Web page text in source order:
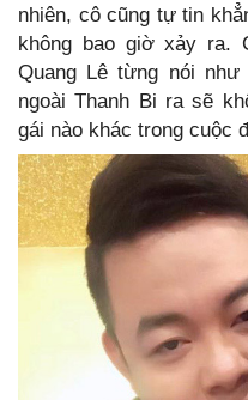
nhiên, cô cũng tự tin
không bao giờ xảy ra.
Quang Lê từng nói như
ngoài Thanh Bi ra sẽ
gái nào khác trong cuộc